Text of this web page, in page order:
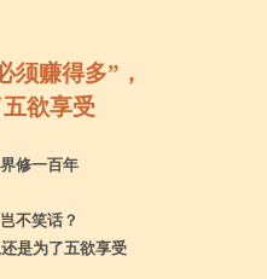
须赚得多”，
欲享受
修一百年
不笑话？
是为了五欲享受